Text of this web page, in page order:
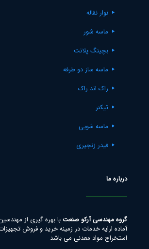
نوار نقاله
ماسه شور
بچینگ پلانت
ماسه ساز دو طرفه
راک اند راک
تیکنر
ماسه شویی
فیدر زنجیری
درباره ما
گروه مهندسی آرکو صنعتبا بهره گیری از
آماده ارایه خدمات در زمینه خرید و فروش
استخراج مواد معدنی می باشد